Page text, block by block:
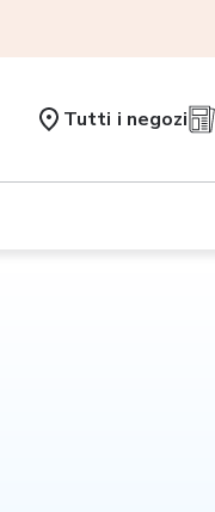
Tutti i negozi